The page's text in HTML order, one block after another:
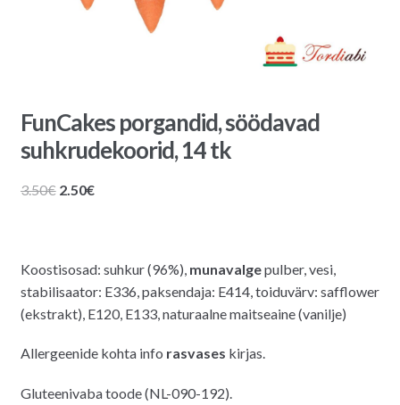
FunCakes porgandid, söödavad
suhkrudekoorid, 14 tk
3.50€ Algne
2.50€Praegune
Koostisosad: suhkur (96%), munavalgepulber, vesi,
stabilisaator: E336, paksendaja: E414, toiduvärv: safflower
(ekstrakt), E120, E133, naturaalne maitseaine (vanilje)
Allergeenide kohta info rasvases kirjas.
Gluteenivaba toode (NL-090-192).